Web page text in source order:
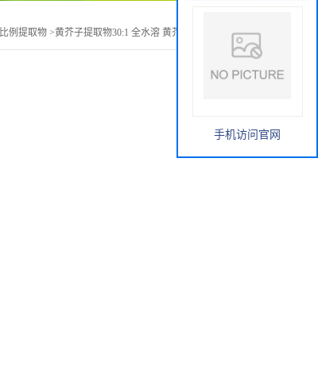
比例提取物 >黄芥子提取物30:1 全水溶 黄芥子提取物 现货
手机访问官网